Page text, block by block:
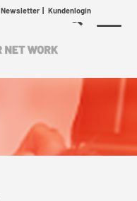
Newsletter| Kundenlogin